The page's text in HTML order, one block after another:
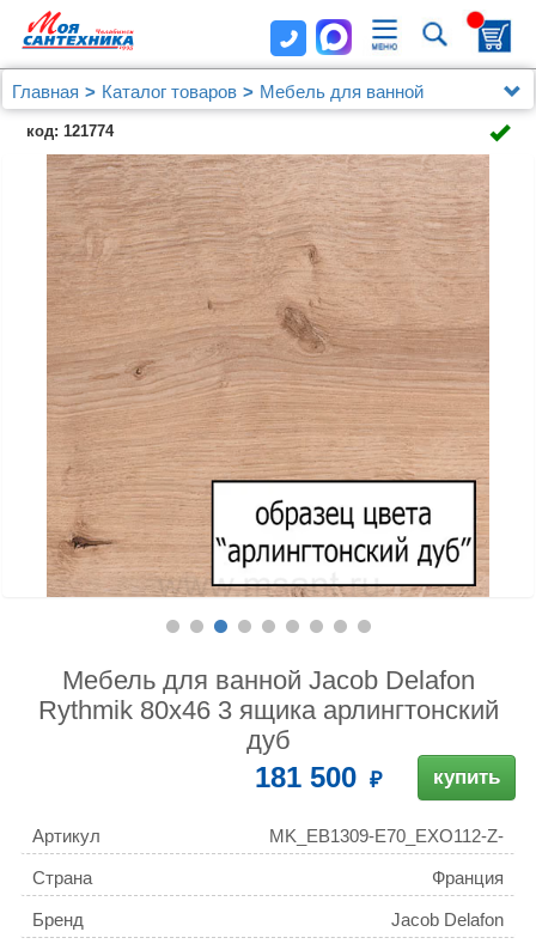
Главная Каталог товаров
Мебель для ванной
Jacob Delafon
Мебель для ванной Jacob Delafon Rythmik 80х46 3
ящика арлингтонский дуб
код: 121774
Мебель для ванной Jacob Delafon
Rythmik 80х46 3 ящика арлингтонский
дуб
181 500 купить
Артикул
MK_EB1309-E70_EXO112-Z-
00
Страна
Франция
Бренд Jacob Delafon